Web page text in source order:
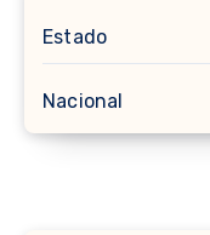
Estado
Nacional